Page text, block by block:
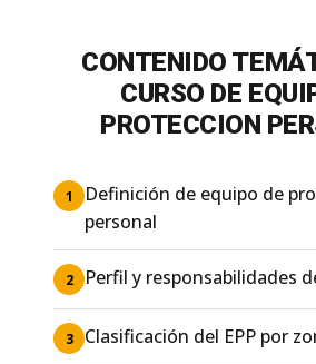
CONTENIDO
CURSO DE
PROTECCION
1
Definición de equipo de
personal
2 Perfil y responsabilidades
3 Clasificación del EPP por